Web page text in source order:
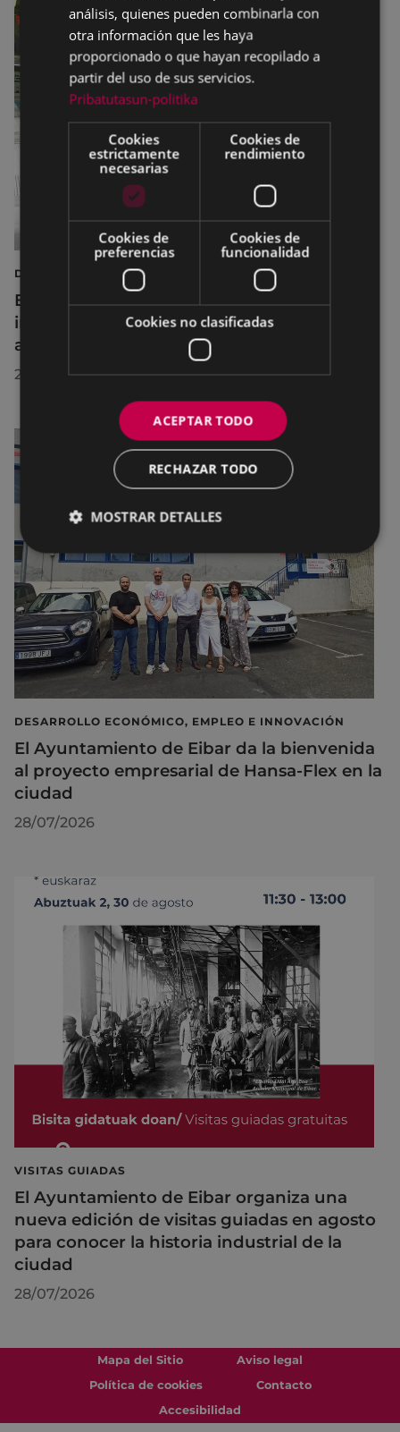
DEPORTES
Eibar adapta los horarios de sus
instalaciones deportivas durante el mes de
agosto para realizar mejoras
29/07/2026
DESARROLLO ECONÓMICO, EMPLEO E INNOVACIÓN
El Ayuntamiento de Eibar da la bienvenida
al proyecto empresarial de Hansa-Flex en la
ciudad
28/07/2026
VISITAS GUIADAS
El Ayuntamiento de Eibar organiza una
nueva edición de visitas guiadas en agosto
para conocer la historia industrial de la
ciudad
28/07/2026
Mapa del Sitio
Aviso legal
Política de cookies
Contacto
Accesibilidad
análisis, quienes pueden combinarla con
otra información que les haya
proporcionado o que hayan recopilado a
partir del uso de sus servicios.
Pribatutasun-politika
Cookies
estrictamente
necesarias
Cookies de
rendimiento
Cookies de
preferencias
Cookies de
funcionalidad
Cookies no clasificadas
ACEPTAR TODO
RECHAZAR TODO
MOSTRAR DETALLES